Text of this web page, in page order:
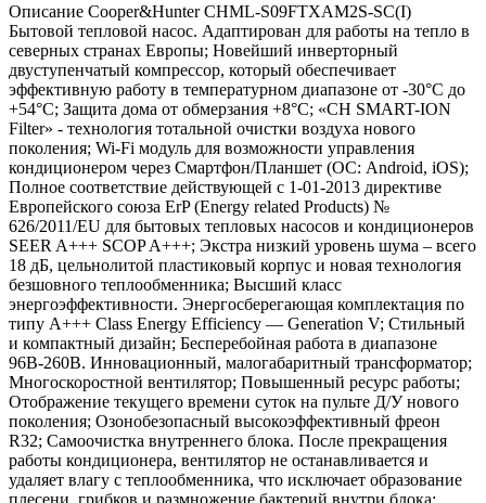
Описание Cooper&Hunter CHML-S09FTXAM2S-SC(I)
Бытовой тепловой насос. Адаптирован для работы на тепло в
северных странах Европы; Новейший инверторный
двуступенчатый компрессор, который обеспечивает
эффективную работу в температурном диапазоне от -30°С до
+54°C; Защита дома от обмерзания +8°C; «CH SMART-ION
Filter» - технология тотальной очистки воздуха нового
поколения; Wi-Fi модуль для возможности управления
кондиционером через Смартфон/Планшет (ОС: Android, iOS);
Полное соответствие действующей c 1-01-2013 директиве
Европейского союза ErP (Energy related Products) №
626/2011/EU для бытовых тепловых насосов и кондиционеров
SEER A+++ SCOP A+++; Экстра низкий уровень шума – всего
18 дБ, цельнолитой пластиковый корпус и новая технология
безшовного теплообменника; Высший класс
энергоэффективности. Энергосберегающая комплектация по
типу A+++ Class Energy Efficiency — Generation V; Стильный
и компактный дизайн; Бесперебойная работа в диапазоне
96В-260В. Инновационный, малогабаритный трансформатор;
Многоскоростной вентилятор; Повышенный ресурс работы;
Отображение текущего времени суток на пульте Д/У нового
поколения; Озонобезопасный высокоэффективный фреон
R32; Самоочистка внутреннего блока. После прекращения
работы кондиционера, вентилятор не останавливается и
удаляет влагу с теплообменника, что исключает образование
плесени, грибков и размножение бактерий внутри блока;